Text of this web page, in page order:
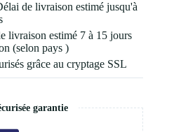
de livraison estimé jusqu'à
livraison estimé 7 à 15 jours
(selon pays )
grâce au cryptage SSL
garantie